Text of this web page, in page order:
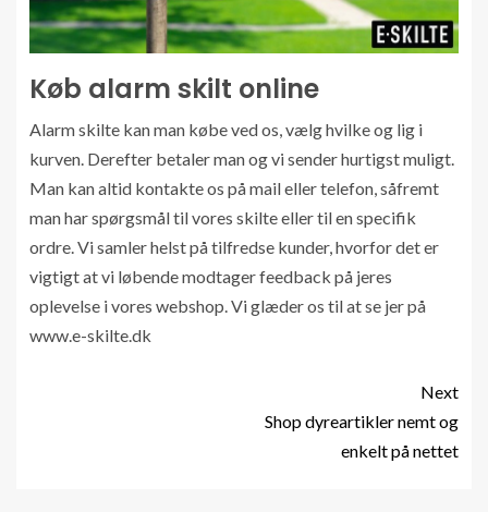
Køb alarm skilt online
Alarm skilte kan man købe ved os, vælg hvilke og lig i
kurven. Derefter betaler man og vi sender hurtigst muligt.
Man kan altid kontakte os på mail eller telefon, såfremt
man har spørgsmål til vores skilte eller til en specifik
ordre. Vi samler helst på tilfredse kunder, hvorfor det er
vigtigt at vi løbende modtager feedback på jeres
oplevelse i vores webshop. Vi glæder os til at se jer på
www.e-skilte.dk
Next
Shop dyreartikler nemt og
enkelt på nettet